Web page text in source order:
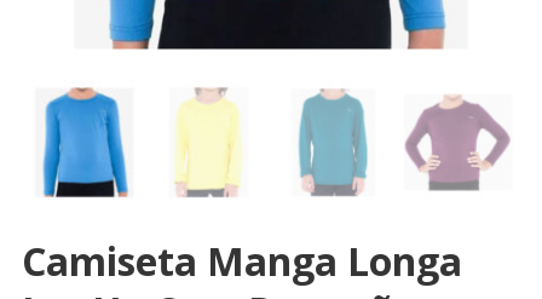
Camiseta Manga Longa